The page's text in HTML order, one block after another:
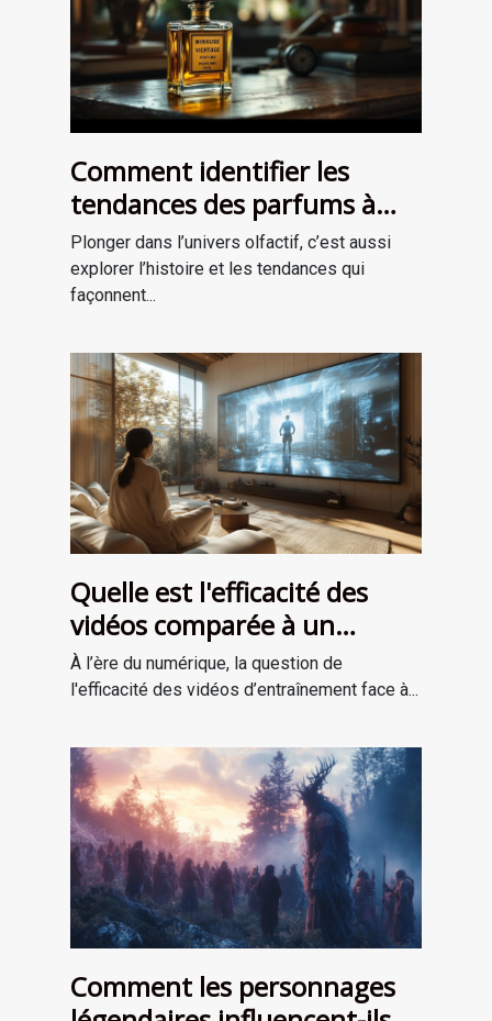
Comment identifier les
tendances des parfums à
travers les époques ?
Plonger dans l’univers olfactif, c’est aussi
explorer l’histoire et les tendances qui
façonnent...
Quelle est l'efficacité des
vidéos comparée à un
entraînement en personne ?
À l’ère du numérique, la question de
l'efficacité des vidéos d’entraînement face à...
Comment les personnages